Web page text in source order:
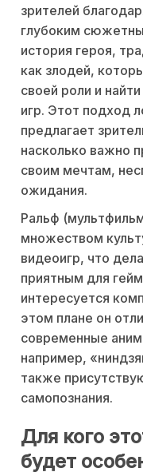
зрителей
глубоким
история героя,
как злодей,
своей роли и
игр. Этот подход
предлагает
насколько важно
своим мечтам,
ожидания.
Ральф
множеством
видеоигр, что
приятным для
интересуется
этом плане он
современные
например,
также
самопознания.
Для кого
будет